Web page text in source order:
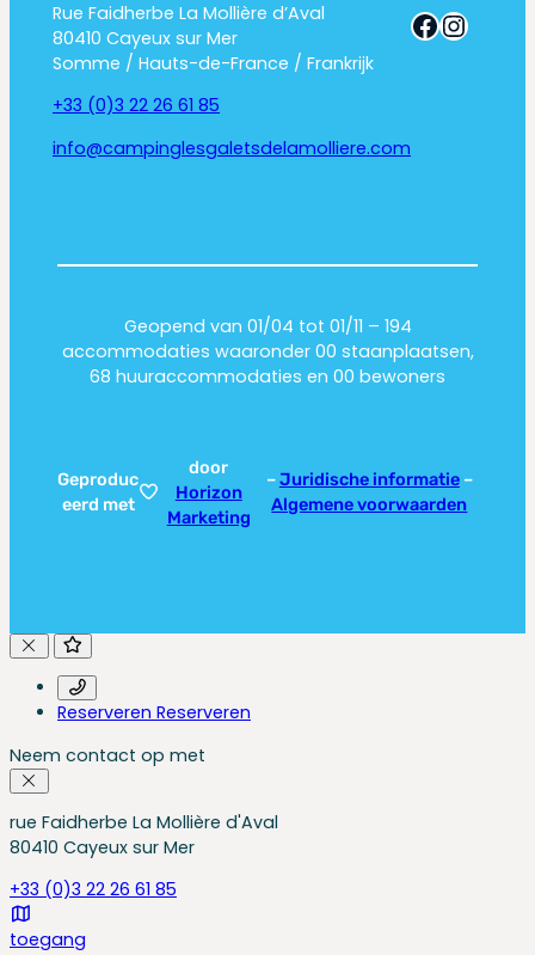
Rue Faidherbe La Mollière d’Aval
80410 Cayeux sur Mer
Somme / Hauts-de-France / Frankrijk
+33 (0)3 22 26 61 85
info@campinglesgaletsdelamolliere.com
Facebook Instagram
Geopend van 01/04 tot 01/11 – 194
accommodaties waaronder 00 staanplaatsen,
68 huuraccommodaties en 00 bewoners
Geproduc
eerd met
door
Horizon
Marketing
–Juridische informatie–
Algemene voorwaarden
Reserveren Reserveren
Neem contact op met
rue Faidherbe La Mollière d'Aval
80410 Cayeux sur Mer
+33 (0)3 22 26 61 85
toegang